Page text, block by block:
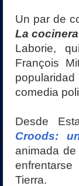
Un par de
La
Laborie,
François
comedia
Desde
Croods:
animada
Tierra.